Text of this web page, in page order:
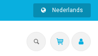
Nederlands